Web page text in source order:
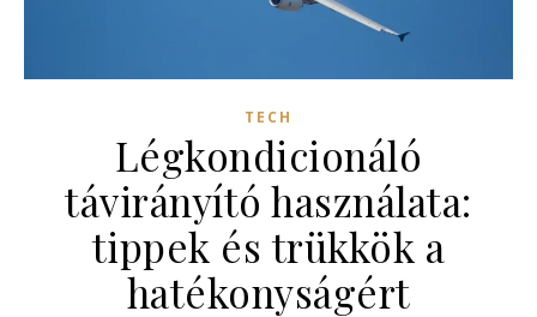
TECH
Légkondicionáló
távirányító használata:
tippek és trükkök a
hatékonyságért